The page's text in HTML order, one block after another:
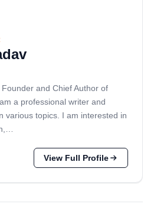
and Chief Author of
a professional writer and
various topics. I am interested in
View Full Profile